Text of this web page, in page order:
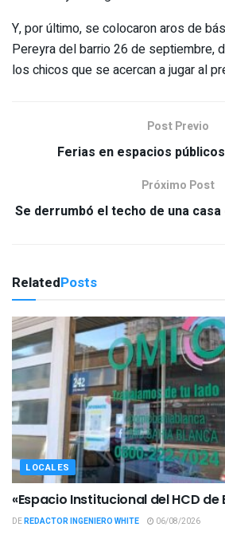
Y, por último, se colocaron aros de
Pereyra del barrio 26 de septiembre,
los chicos que se acercan a jugar al
Post Previo
Ferias en espacios
Próximo Post
Se derrumbó el techo de una
RelatedPosts
LOCALES
«Espacio Institucional del HCD de
DEREDACTOR INGENIERO WHITE 06/08/2026